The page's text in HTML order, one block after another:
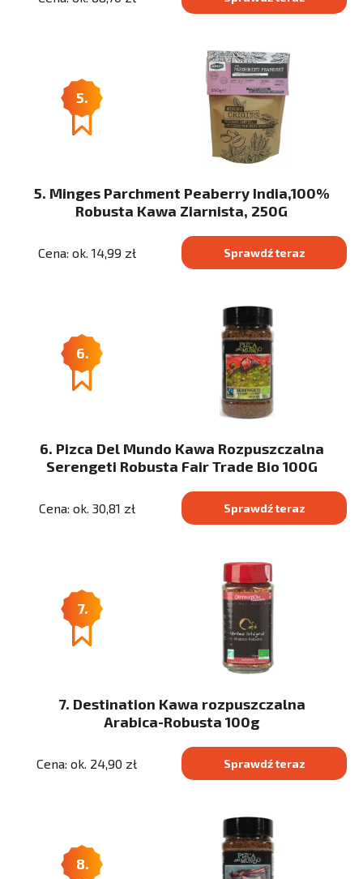
5.
5. Minges Parchment Peaberry India,100%
Robusta Kawa Ziarnista, 250G
Cena: ok. 14,99 zł Sprawdź teraz
6.
6. Pizca Del Mundo Kawa Rozpuszczalna
Serengeti Robusta Fair Trade Bio 100G
Cena: ok. 30,81 zł Sprawdź teraz
7.
7. Destination Kawa rozpuszczalna
Arabica-Robusta 100g
Cena: ok. 24,90 zł Sprawdź teraz
8.